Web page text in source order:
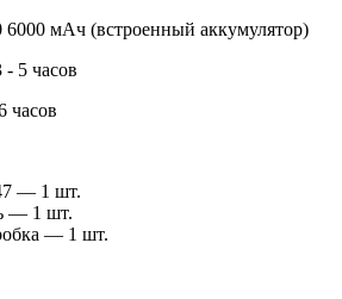
мАч (встроенный аккумулятор)
5 часов
часов
— 1 шт.
— 1 шт.
— 1 шт.